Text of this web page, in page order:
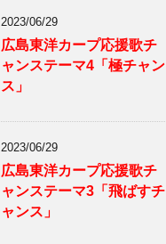
2023/06/29
広島東洋カープ応援歌チ
ャンステーマ4「極チャン
ス」
2023/06/29
広島東洋カープ応援歌チ
ャンステーマ3「飛ばすチ
ャンス」